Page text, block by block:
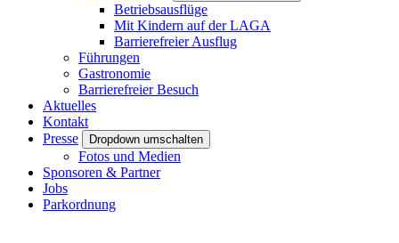
Betriebsausflüge
Mit Kindern auf der LAGA
Barrierefreier Ausflug
Führungen
Gastronomie
Barrierefreier Besuch
Aktuelles
Kontakt
Presse
Dropdown umschalten
Fotos und Medien
Sponsoren & Partner
Jobs
Parkordnung